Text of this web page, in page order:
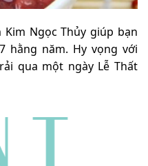
Ngọc Thủy giúp bạn
hằng năm. Hy vọng với
qua một ngày Lễ Thất